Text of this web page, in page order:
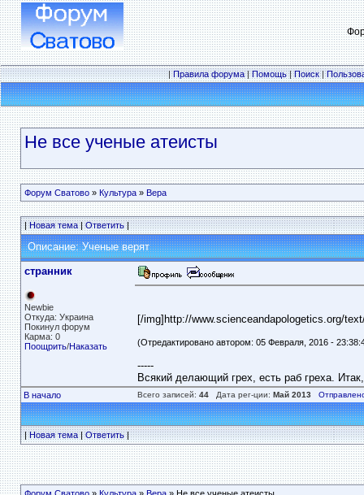
|Правила форума|Помощь|Поиск|
Не все ученые атеисты
Форум Сватово» Культура» Вера
|Новая тема|Ответить|
Описание: Ученые верят
странник
Newbie
Откуда: Украина
Покинул форум
Карма: 0
Поощрить/Наказать
[/img]http://www.scienceandapologetics.org/
(Отредактировано автором: 05 Февраля, 2016 -
-----
Всякий делающий грех, есть раб греха.
В начало Всего записей: 44Дата рег-ции: Май 2013
|Новая тема|Ответить|